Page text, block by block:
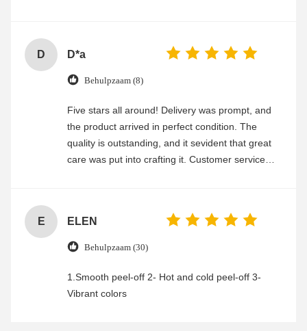
D D*a
Behulpzaam (8)
Five stars all around! Delivery was prompt, and
the product arrived in perfect condition. The
quality is outstanding, and it sevident that great
care was put into crafting it. Customer service
E ELEN
Behulpzaam (30)
1.Smooth peel-off 2- Hot and cold peel-off 3-
Vibrant colors